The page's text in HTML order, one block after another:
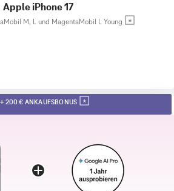
Apple iPhone 17
M, L und MagentaMobil L Young
+ 200 € ANKAUFSBONUS